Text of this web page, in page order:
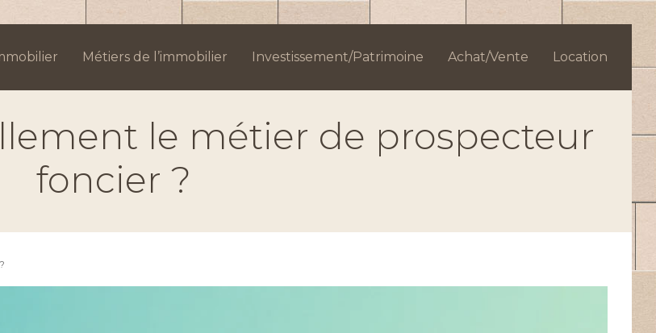
Métiers de l’immobilier Investissement/Patrimoine Achat/Vente Location
le métier de prospecteur
foncier ?